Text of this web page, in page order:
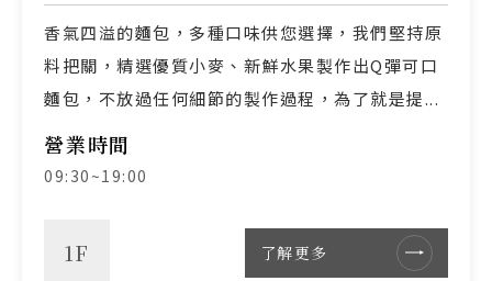
香氣四溢的麵包，多種口味供您選擇，我們堅持原
料把關，精選優質小麥、新鮮水果製作出Q彈可口
麵包，不放過任何細節的製作過程，為了就是提...
營業時間
09:30~19:00
1F 了解更多